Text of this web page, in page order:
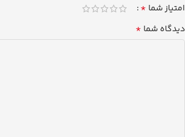
امتیاز شما *
دیدگاه شما *